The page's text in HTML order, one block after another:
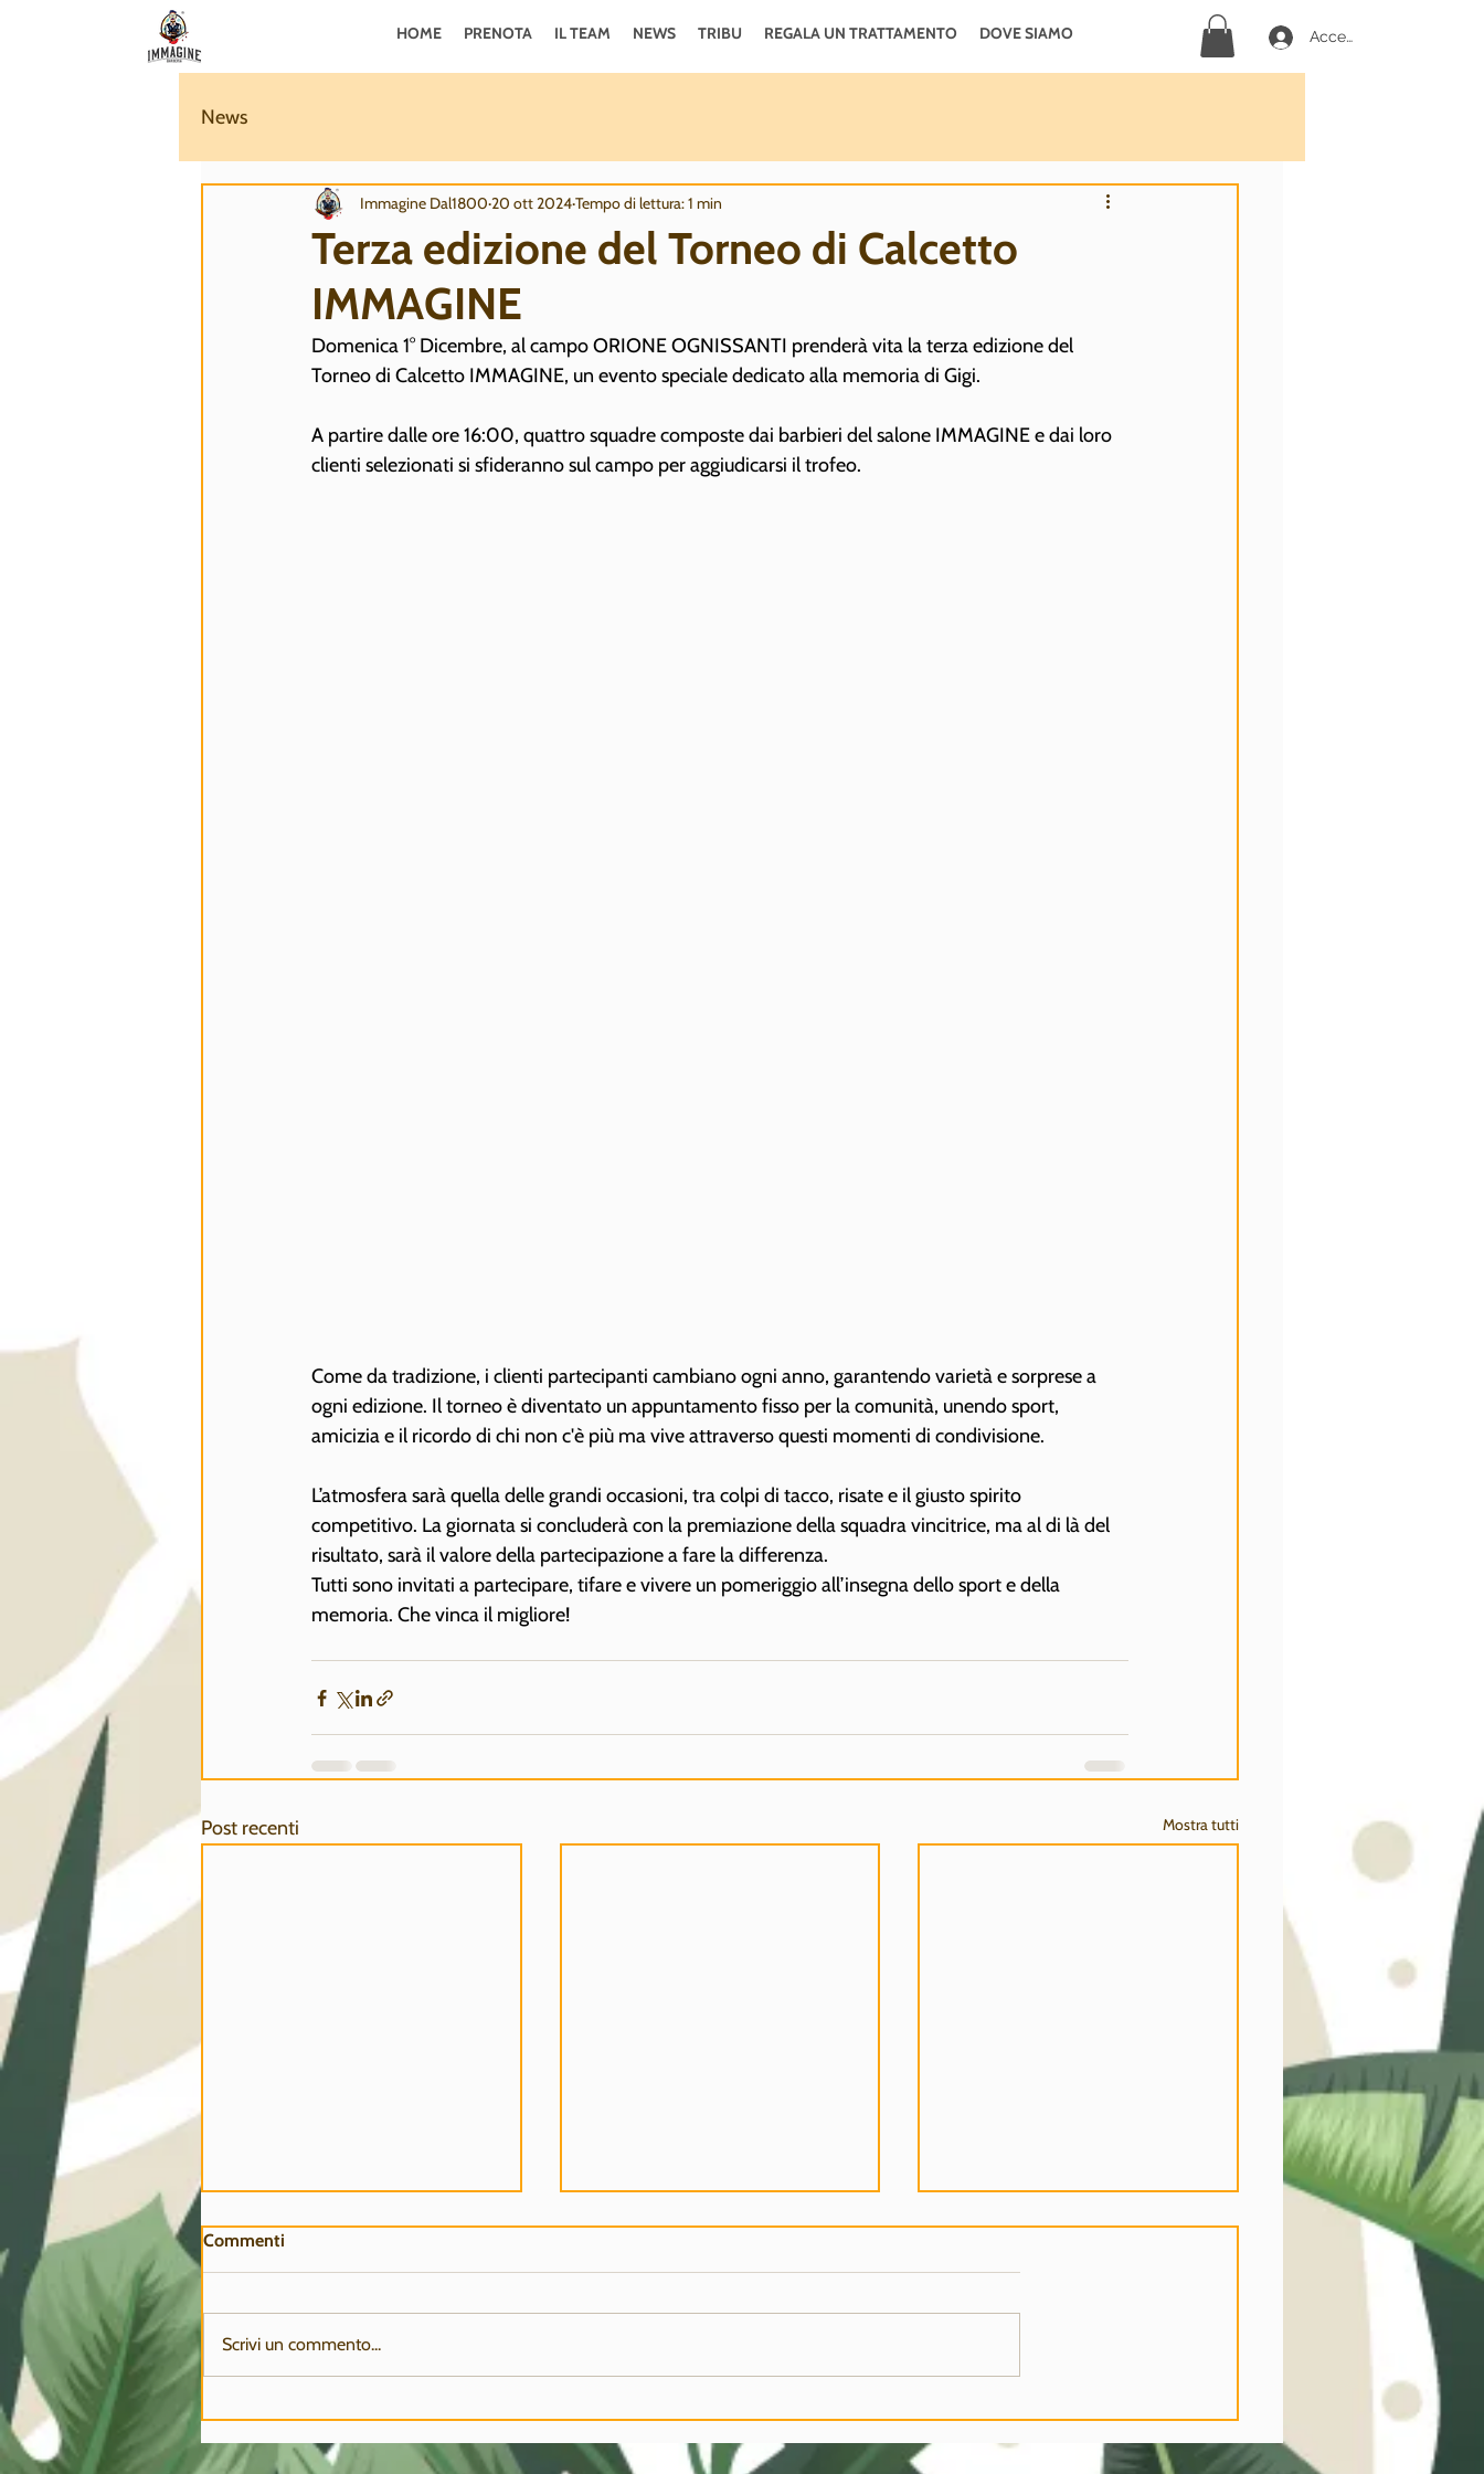
HOME PRENOTA IL TEAM NEWS TRIBU REGALA UN TRATTAMENTO DOVE SIAMO Accedi
News
Terza edizione del Torneo di Calcetto
IMMAGINE
Immagine Dal1800 20 ott 2024Tempo di lettura: 1 min
Domenica 1° Dicembre, al campo ORIONE OGNISSANTI prenderà vita la terza edizione del
Torneo di Calcetto IMMAGINE, un evento speciale dedicato alla memoria di Gigi.
A partire dalle ore 16:00, quattro squadre composte dai barbieri del salone IMMAGINE e dai loro
clienti selezionati si sfideranno sul campo per aggiudicarsi il trofeo.
Come da tradizione, i clienti partecipanti cambiano ogni anno, garantendo varietà e sorprese a
ogni edizione. Il torneo è diventato un appuntamento fisso per la comunità, unendo sport,
amicizia e il ricordo di chi non c'è più ma vive attraverso questi momenti di condivisione.
L’atmosfera sarà quella delle grandi occasioni, tra colpi di tacco, risate e il giusto spirito
competitivo. La giornata si concluderà con la premiazione della squadra vincitrice, ma al di là del
risultato, sarà il valore della partecipazione a fare la differenza.
Tutti sono invitati a partecipare, tifare e vivere un pomeriggio all’insegna dello sport e della
memoria. Che vinca il migliore!
Post recenti Mostra tutti
CHIUSURA ESTIVA
Commenti
Scrivi un commento...